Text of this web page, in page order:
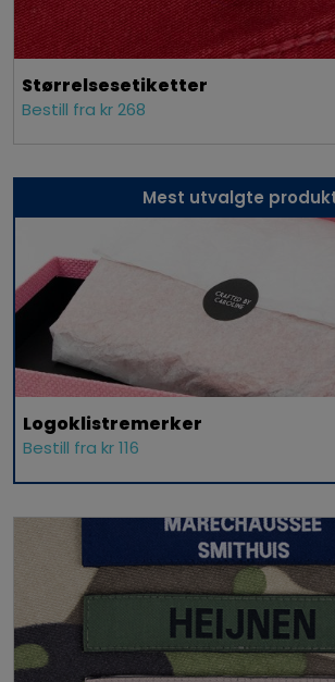
Størrelses­etiketter
Bestill fra kr 268
Mest utvalgte
Logoklistremerker
Bestill fra kr 116